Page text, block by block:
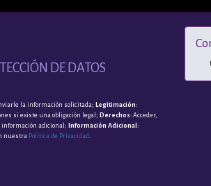
DE DATOS
la información solicitada; Legitimación:
si existe una obligación legal; Derechos: Acceder,
información adicional; Información Adicional :
nuestra Política de Privacidad.